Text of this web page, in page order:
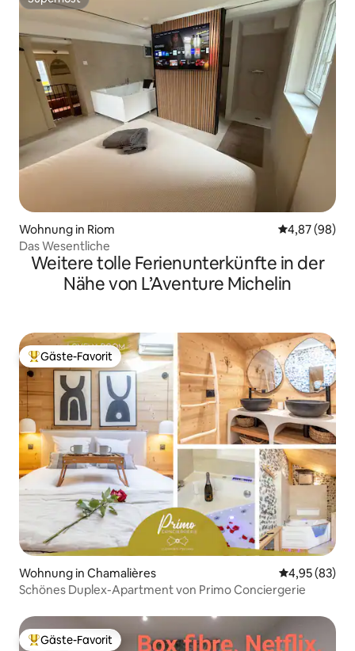
Superhost
Wohnung in Riom
4,87 (98)
Das Wesentliche
Weitere tolle Ferienunterkünfte in der
Nähe von L’Aventure Michelin
Beliebter Gäste-Favorit.
Gäste-Favorit
Wohnung in Chamalières
4,95 (83)
Schönes Duplex-Apartment von Primo Conciergerie
Beliebter Gäste-Favorit.
Gäste-Favorit